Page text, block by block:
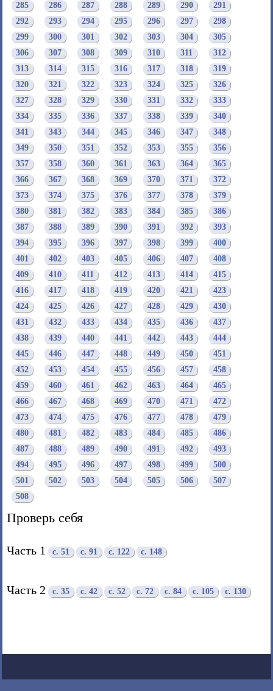
285
286 287 288 289 290
291
292
293 294 295 296 297
298
299
300 301 302 303 304
305
306
307 308 309 310 311
312
313
314 315 316 317 318
319
320
321 322 323 324 325
326
327
328 329 330 331 332
333
334
335 336 337 338 339
340
341
343 344 345 346 347
348
349
350 351 352 353 355
356
357
358 360 361 363 364
365
366
367 368 369 370 371
372
373
374 375 376 377 378
379
380
381 382 383 384 385
386
387
388 389 390 391 392
393
394
395 396 397 398 399
400
401
402 403 405 406 407
408
409
410 411 412 413 414
415
416
417 418 419 420 421
423
424
425 426 427 428 429
430
431
432 433 434 435 436
437
438
439 440 441 442 443
444
445
446 447 448 449 450
451
452
453 454 455 456 457
458
459
460 461 462 463 464
465
466
467 468 469 470 471
472
473
474 475 476 477 478
479
480
481 482 483 484 485
486
487
488 489 490 491 492
493
494
495 496 497 498 499
500
501
502 503 504 505 506
507
508
Проверь себя
Часть 1 с. 51 с. 91 с. 122 с. 148
Часть 2 с. 35 с. 42 с. 52 с. 72 с. 84 с. 105 с. 130